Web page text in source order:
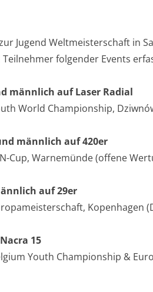
Jugend Weltmeisterschaft in
folgender Events
männlich auf Laser Radial
World Championship,
männlich auf 420er
Cup, Warnemünde (offene
auf 29er
Kopenhagen
15
Youth Championship &